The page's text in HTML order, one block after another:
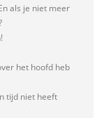
als je niet meer
het hoofd heb
tijd niet heeft